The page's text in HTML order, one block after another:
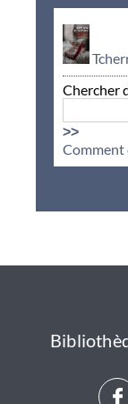
Chercher
>>
Comment